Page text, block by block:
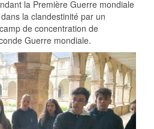
la Première Guerre mondiale
la clandestinité par un
de concentration de
Guerre mondiale.